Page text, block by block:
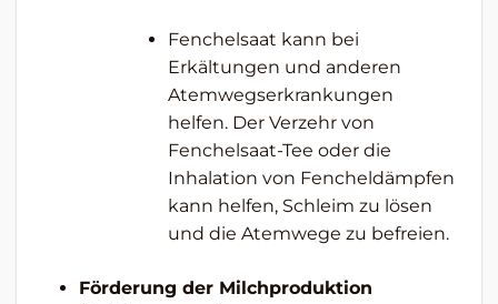
Fenchelsaat kann bei
Erkältungen und anderen
Atemwegserkrankungen
helfen. Der Verzehr von
Fenchelsaat-Tee oder die
Inhalation von Fencheldämpfen
kann helfen, Schleim zu lösen
und die Atemwege zu befreien.
Förderung der Milchproduktion